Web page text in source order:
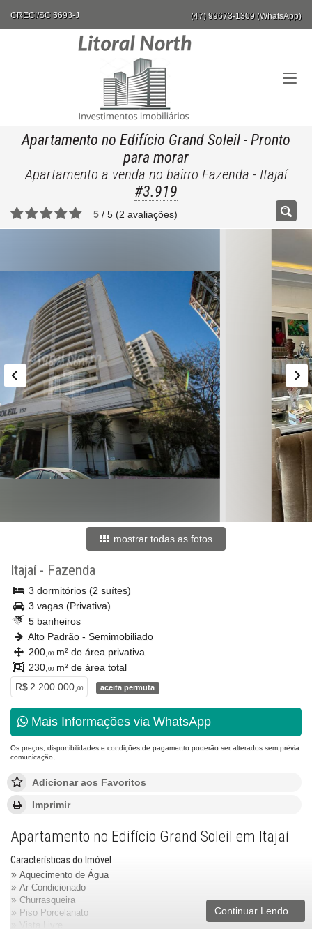
CRECI/SC 5693-J (47) 99673-1309 (WhatsApp)
Apartamento no Edifício Grand Soleil - Pronto
para morar
Apartamento a venda no bairro Fazenda - Itajaí
#3.919
5 / 5 (2 avaliações)
mostrar todas as fotos
Itajaí- Fazenda
3 dormitórios (2 suítes)
3 vagas (Privativa)
5 banheiros
Alto Padrão - Semimobiliado
200, 00m² de área privativa
230, 00m² de área total
R$ 2.200.000, 00 aceita permuta
Mais Informações via WhatsApp
Os preços, disponibilidades e condições de pagamento poderão ser alterados sem prévia
comunicação.
Adicionar aos Favoritos
Imprimir
Apartamento no Edifício Grand Soleil em Itajaí
Características do Imóvel
Aquecimento de Água
Ar Condicionado
Churrasqueira
Piso Porcelanato
Continuar Lendo...